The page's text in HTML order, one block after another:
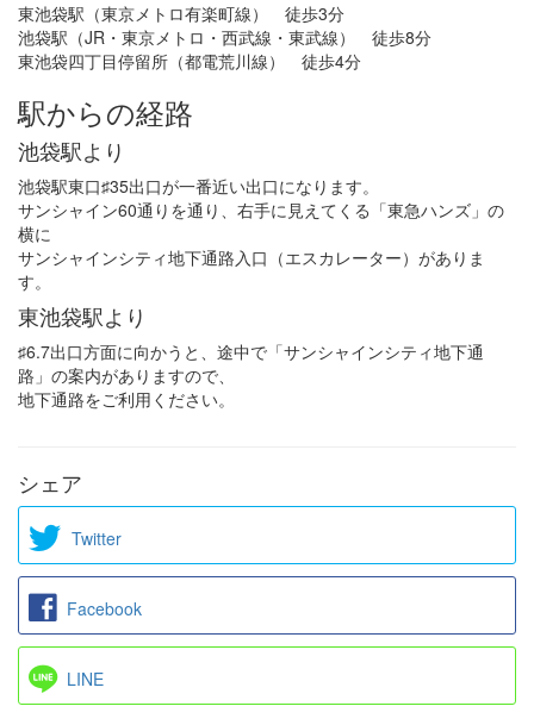
東池袋駅（東京メトロ有楽町線） 徒歩3分
池袋駅（JR・東京メトロ・西武線・東武線） 徒歩8分
東池袋四丁目停留所（都電荒川線） 徒歩4分
駅からの経路
池袋駅より
池袋駅東口♯35出口が一番近い出口になります。
サンシャイン60通りを通り、右手に見えてくる「東急ハンズ」の
横に
サンシャインシティ地下通路入口（エスカレーター）がありま
す。
東池袋駅より
♯6.7出口方面に向かうと、途中で「サンシャインシティ地下通
路」の案内がありますので、
地下通路をご利用ください。
シェア
Twitter
Facebook
LINE